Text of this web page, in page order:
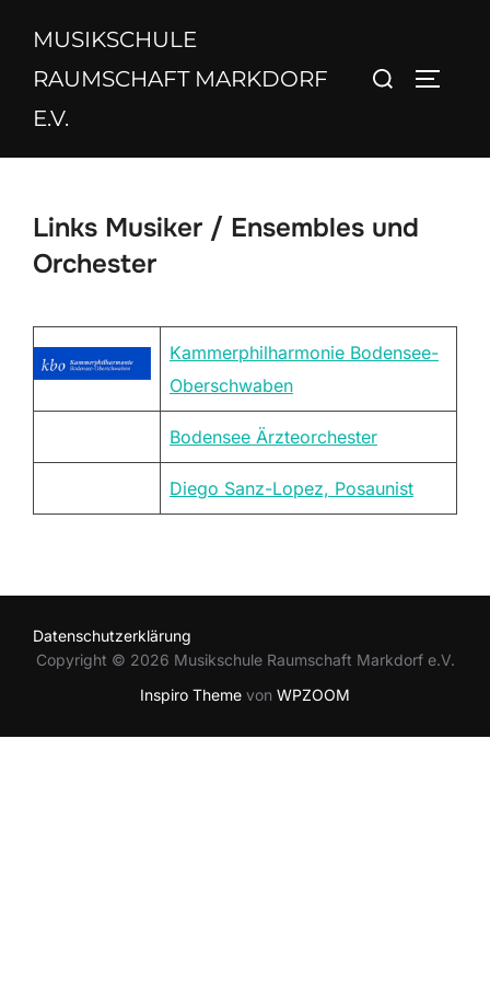
Inhalt
springen
MUSIKSCHULE
RAUMSCHAFT MARKDORF
E.V.
Suchen
Links Musiker / Ensembles und
Orchester
Kammerphilharmonie Bodensee-
Oberschwaben
Bodensee Ärzteorchester
Diego Sanz-Lopez, Posaunist
Datenschutzerklärung
Copyright © 2026 Musikschule Raumschaft Markdorf e.V.
Inspiro Theme von WPZOOM